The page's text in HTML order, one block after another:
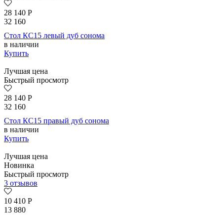
28 140 Р
32 160
Стол КС15 левый дуб сонома
в наличии
Купить
Лучшая цена
Быстрый просмотр
28 140 Р
32 160
Стол КС15 правый дуб сонома
в наличии
Купить
Лучшая цена
Новинка
Быстрый просмотр
3 отзывов
10 410 Р
13 880